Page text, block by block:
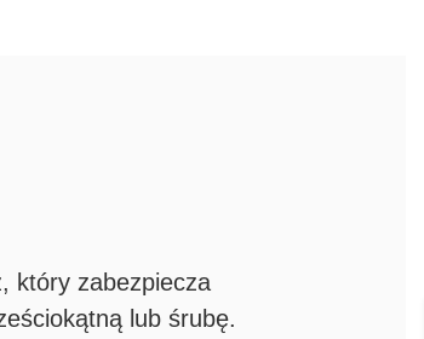
który zabezpiecza
lub śrubę.